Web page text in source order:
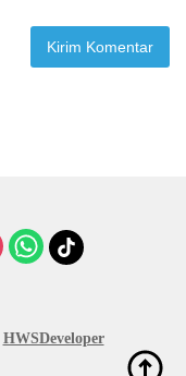
HWSDeveloper